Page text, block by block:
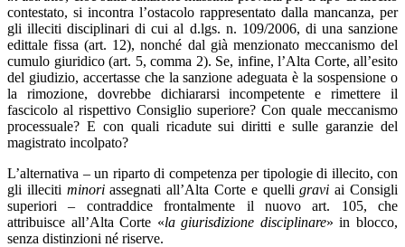
contestato, si incontra l’ostacolo rappresentato dalla mancanza, per
gli illeciti disciplinari di cui al d.lgs. n. 109/2006, di una sanzione
edittale fissa (art. 12), nonché dal già menzionato meccanismo del
cumulo giuridico (art. 5, comma 2). Se, infine, l’Alta Corte, all’esito
del giudizio, accertasse che la sanzione adeguata è la sospensione o
la rimozione, dovrebbe dichiararsi incompetente e rimettere il
fascicolo al rispettivo Consiglio superiore? Con quale meccanismo
processuale? E con quali ricadute sui diritti e sulle garanzie del
magistrato incolpato?
L’alternativa – un riparto di competenza per tipologie di illecito, con
gli illeciti minoriassegnati all’Alta Corte e quelligravi ai Consigli
superiori – contraddice frontalmente il nuovo art. 105, che
attribuisce all’Alta Corte «la giurisdizione disciplinare» in blocco,
senza distinzioni né riserve.